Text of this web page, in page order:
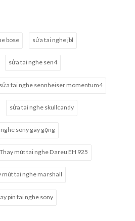
bose sửa tai nghe jbl
sửa tai nghe sen4
sửa tai nghe sennheiser momentum4
sửa tai nghe skullcandy
sony gãy gọng
Thay mút tai nghe Dareu EH 925
mút tai nghe marshall
pin tai nghe sony